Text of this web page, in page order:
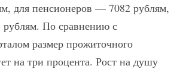
для пенсионеров — 7082 рублям,
По сравнению с
размер прожиточного
на три процента. Рост на душу